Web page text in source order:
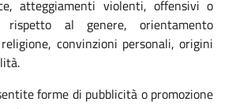
atteggiamenti violenti, offensivi o
rispetto al genere, orientamento
convinzioni personali, origini
forme di pubblicità o promozione